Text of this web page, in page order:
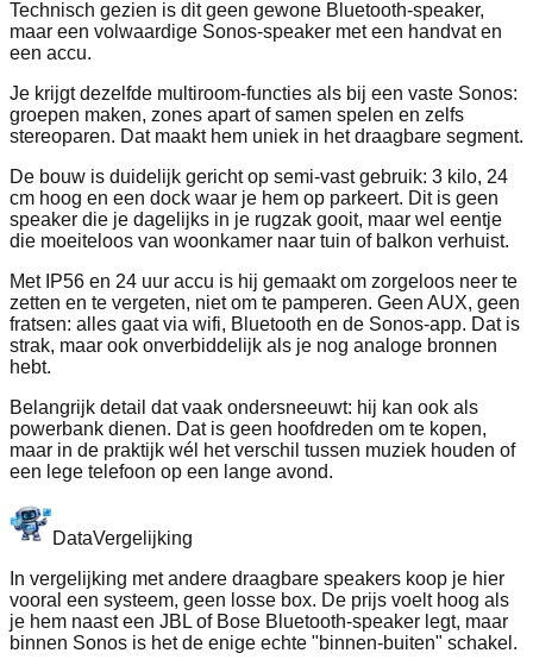
Technisch gezien is dit geen gewone Bluetooth-speaker,
maar een volwaardige Sonos-speaker met een handvat en
een accu.
Je krijgt dezelfde multiroom-functies als bij een vaste Sonos:
groepen maken, zones apart of samen spelen en zelfs
stereoparen. Dat maakt hem uniek in het draagbare segment.
De bouw is duidelijk gericht op semi-vast gebruik: 3 kilo, 24
cm hoog en een dock waar je hem op parkeert. Dit is geen
speaker die je dagelijks in je rugzak gooit, maar wel eentje
die moeiteloos van woonkamer naar tuin of balkon verhuist.
Met IP56 en 24 uur accu is hij gemaakt om zorgeloos neer te
zetten en te vergeten, niet om te pamperen. Geen AUX, geen
fratsen: alles gaat via wifi, Bluetooth en de Sonos-app. Dat is
strak, maar ook onverbiddelijk als je nog analoge bronnen
hebt.
Belangrijk detail dat vaak ondersneeuwt: hij kan ook als
powerbank dienen. Dat is geen hoofdreden om te kopen,
maar in de praktijk wél het verschil tussen muziek houden of
een lege telefoon op een lange avond.
DataVergelijking
In vergelijking met andere draagbare speakers koop je hier
vooral een systeem, geen losse box. De prijs voelt hoog als
je hem naast een JBL of Bose Bluetooth-speaker legt, maar
binnen Sonos is het de enige echte "binnen-buiten" schakel.